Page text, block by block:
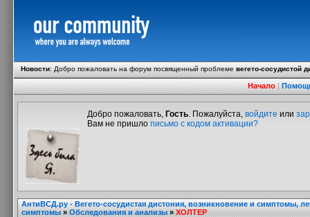
Новости:Добро пожаловать на форум посвященный проблемевегето-сосудистой
Начало|
Добро пожаловать, Гость. Пожалуйста, войдите или
Вам не пришло письмо с кодом активации?
АнтиВСД.ру - Вегето-сосудистая дистония, возникновение и симптомы,
симптомы»Обследования и анализы»ХОЛТЕР